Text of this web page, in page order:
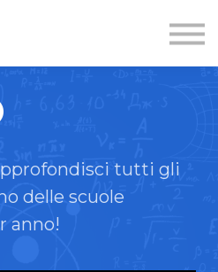
tutti gli
delle scuole
anno!